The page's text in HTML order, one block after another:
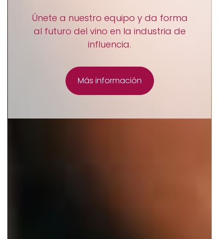
digital privada de talentos del vino
que te apoya en tu plan de
marketing.
Más información